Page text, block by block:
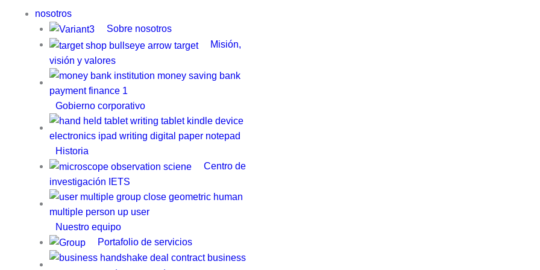
nosotros
Sobre nosotros
Misión,
visión y valores
Gobierno corporativo
Historia
Centro de
investigación IETS
Nuestro equipo
Portafolio de servicios